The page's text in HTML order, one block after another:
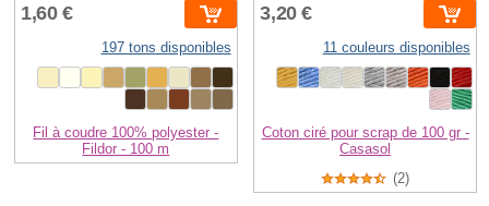
1,60 €
197 tons disponibles
Fil à coudre 100% polyester -
Fildor - 100 m
3,20 €
11 couleurs disponibles
Coton ciré pour scrap de 100 gr -
Casasol
(2)